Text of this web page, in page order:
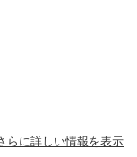
らに詳しい情報を表示